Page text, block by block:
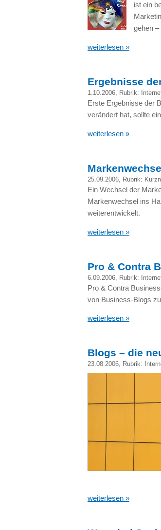
ist ein
gehen
weiterlesen »
Ergebnisse
1.10.2006 , Rubrik:
Erste Ergebnisse der
verändert hat, sollte
weiterlesen »
25.09.2006 , Rubrik:
Ein Wechsel der
Markenwechsel ins
weiterentwickelt.
weiterlesen »
Pro & Contra
6.09.2006 , Rubrik:
Pro & Contra
von Business-Blogs
weiterlesen »
Blogs – die
23.08.2006, Rubrik:
weiterlesen »